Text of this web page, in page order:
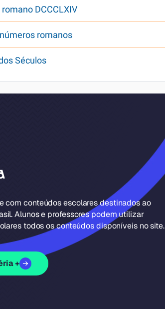
DCCCLXIV
romanos
Séculos
com conteúdos escolares destinados ao
Alunos e professores podem utilizar
todos os conteúdos disponíveis no site.
+